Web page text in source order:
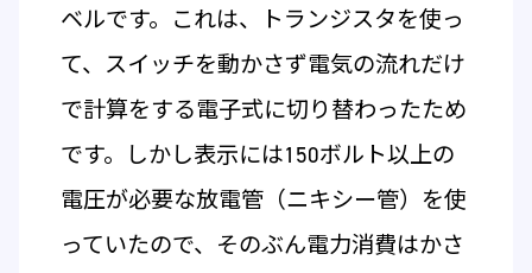
ベルです。これは、トランジスタを使っ
て、スイッチを動かさず電気の流れだけ
で計算をする電子式に切り替わったため
です。しかし表示には150ボルト以上の
電圧が必要な放電管（ニキシー管）を使
っていたので、そのぶん電力消費はかさ